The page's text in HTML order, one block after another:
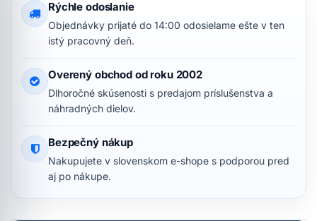
Rýchle odoslanie
Objednávky prijaté do 14:00 odosielame ešte v ten
istý pracovný deň.
Overený obchod od roku 2002
Dlhoročné skúsenosti s predajom príslušenstva a
náhradných dielov.
Bezpečný nákup
Nakupujete v slovenskom e-shope s podporou pred
aj po nákupe.